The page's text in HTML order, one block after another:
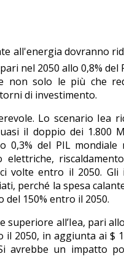
all'energia dovranno
nel 2050 allo 0,8% del
non solo le più che
di investimento.
Lo scenario Iea
il doppio dei 1.800
del PIL mondiale
volte entro il 2050. Gli
perché la spesa
150% entro il 2050.
all’Iea, pari
2050, in aggiunta ai $
avrebbe un impatto